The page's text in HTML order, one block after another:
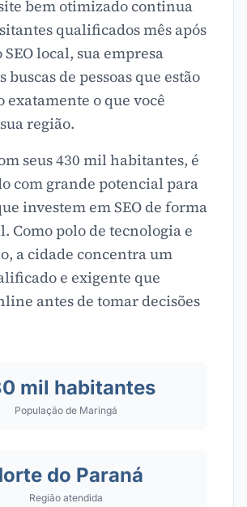
bem otimizado continua
qualificados mês após
SEO local, sua empresa
buscas de pessoas que estão
exatamente o que você
região.
seus 430 mil habitantes, é
com grande potencial para
investem em SEO de forma
Como polo de tecnologia e
a cidade concentra um
e exigente que
antes de tomar decisões
mil habitantes
População de Maringá
do Paraná
Região atendida